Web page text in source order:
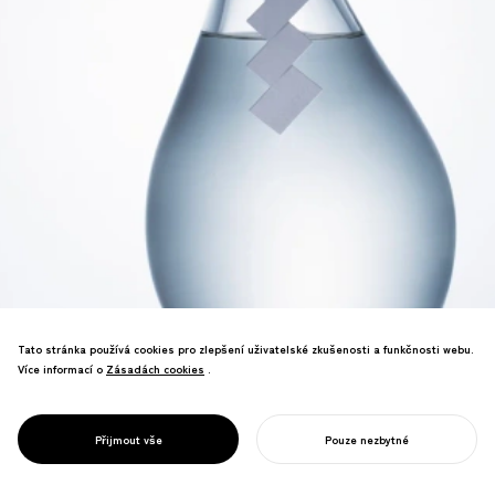
PROJECT
JO-CHU
Sofistikovaný design lahve a branding
získaly několik mezinárodních ocenění.
Tato stránka používá cookies pro zlepšení uživatelské zkušenosti a funkčnosti webu.
Více informací o Zásadách cookies
Zásadách cookies .
Přijmout vše Pouze nezbytné